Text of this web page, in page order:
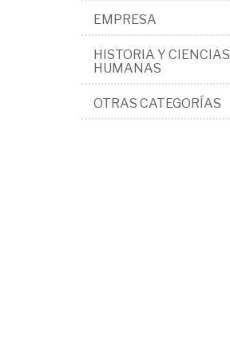
EMPRESA
HISTORIA Y CIENCIAS
HUMANAS
OTRAS CATEGORÍAS